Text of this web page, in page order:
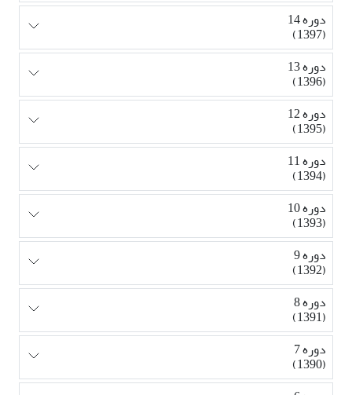
دوره 14
(1397)
دوره 13
(1396)
دوره 12
(1395)
دوره 11
(1394)
دوره 10
(1393)
دوره 9
(1392)
دوره 8
(1391)
دوره 7
(1390)